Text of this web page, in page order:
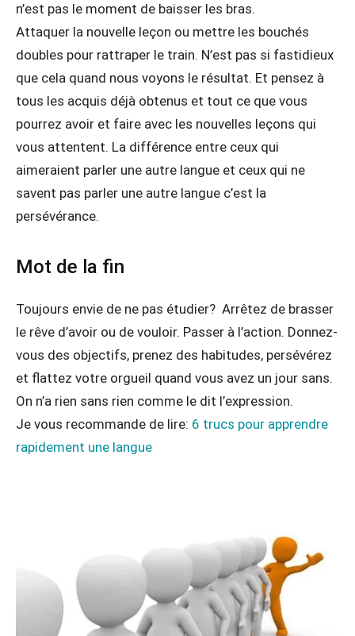
n’est pas le moment de baisser les bras.
Attaquer la nouvelle leçon ou mettre les bouchés
doubles pour rattraper le train. N’est pas si fastidieux
que cela quand nous voyons le résultat. Et pensez à
tous les acquis déjà obtenus et tout ce que vous
pourrez avoir et faire avec les nouvelles leçons qui
vous attentent. La différence entre ceux qui
aimeraient parler une autre langue et ceux qui ne
savent pas parler une autre langue c’est la
persévérance.
Mot de la fin
Toujours envie de ne pas étudier? Arrêtez de brasser
le rêve d’avoir ou de vouloir. Passer à l’action. Donnez-
vous des objectifs, prenez des habitudes, persévérez
et flattez votre orgueil quand vous avez un jour sans.
On n’a rien sans rien comme le dit l’expression.
Je vous recommande de lire: 6 trucs pour apprendre
rapidement une langue